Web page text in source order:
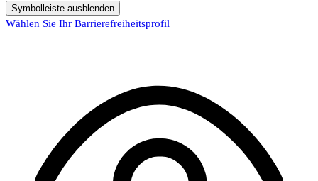
Symbolleiste ausblenden
Wählen Sie Ihr Barrierefreiheitsprofil